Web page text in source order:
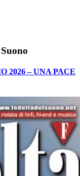
2026 – UNA PACE